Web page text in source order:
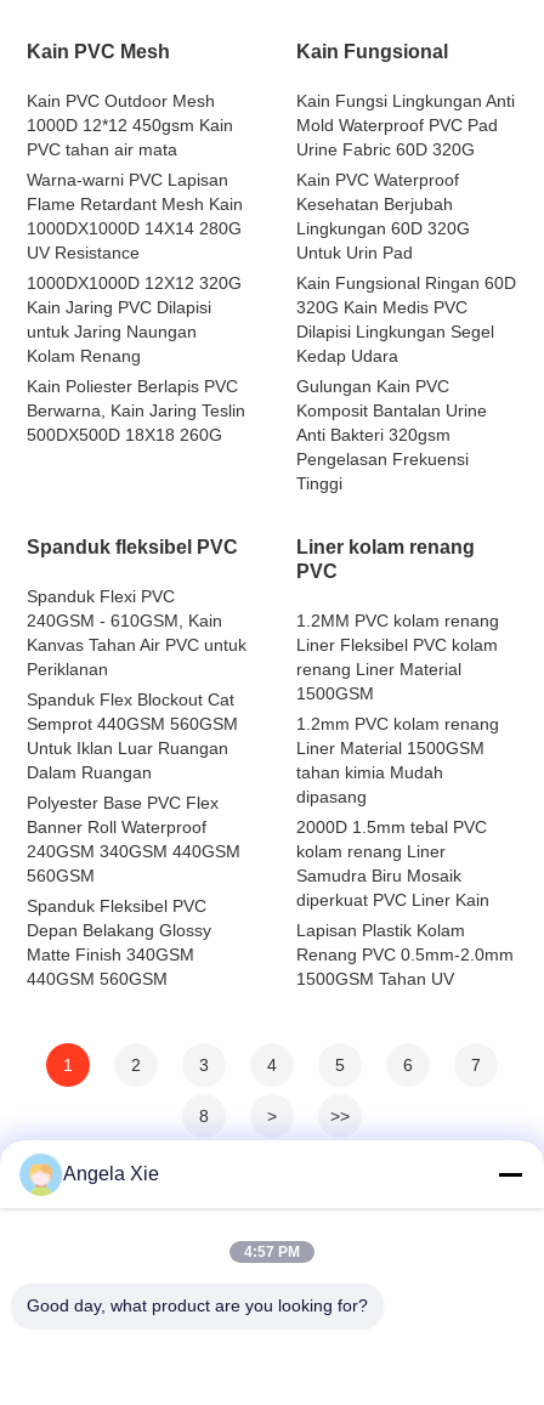
Kain PVC Mesh
Kain PVC Outdoor Mesh
1000D 12*12 450gsm Kain
PVC tahan air mata
Warna-warni PVC Lapisan
Flame Retardant Mesh Kain
1000DX1000D 14X14 280G
UV Resistance
1000DX1000D 12X12 320G
Kain Jaring PVC Dilapisi
untuk Jaring Naungan
Kolam Renang
Kain Poliester Berlapis PVC
Berwarna, Kain Jaring Teslin
500DX500D 18X18 260G
Kain Fungsional
Kain Fungsi Lingkungan Anti
Mold Waterproof PVC Pad
Urine Fabric 60D 320G
Kain PVC Waterproof
Kesehatan Berjubah
Lingkungan 60D 320G
Untuk Urin Pad
Kain Fungsional Ringan 60D
320G Kain Medis PVC
Dilapisi Lingkungan Segel
Kedap Udara
Gulungan Kain PVC
Komposit Bantalan Urine
Anti Bakteri 320gsm
Pengelasan Frekuensi
Tinggi
Spanduk fleksibel PVC
Spanduk Flexi PVC
240GSM - 610GSM, Kain
Kanvas Tahan Air PVC untuk
Periklanan
Spanduk Flex Blockout Cat
Semprot 440GSM 560GSM
Untuk Iklan Luar Ruangan
Dalam Ruangan
Polyester Base PVC Flex
Banner Roll Waterproof
240GSM 340GSM 440GSM
560GSM
Spanduk Fleksibel PVC
Depan Belakang Glossy
Matte Finish 340GSM
440GSM 560GSM
Liner kolam renang
PVC
1.2MM PVC kolam renang
Liner Fleksibel PVC kolam
renang Liner Material
1500GSM
1.2mm PVC kolam renang
Liner Material 1500GSM
tahan kimia Mudah
dipasang
2000D 1.5mm tebal PVC
kolam renang Liner
Samudra Biru Mosaik
diperkuat PVC Liner Kain
Lapisan Plastik Kolam
Renang PVC 0.5mm-2.0mm
1500GSM Tahan UV
1 2 3 4 5 6 7
8 > >>
Angela Xie
4:57 PM
Good day, what product are you looking for?